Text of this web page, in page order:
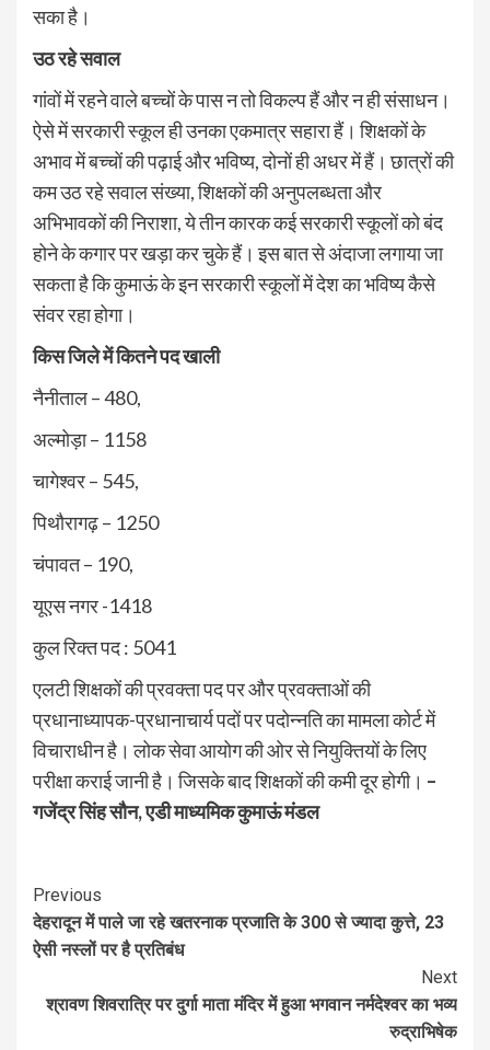
सका है।
उठ रहे सवाल
गांवों में रहने वाले बच्चों के पास न तो विकल्प हैं और न ही संसाधन।
ऐसे में सरकारी स्कूल ही उनका एकमात्र सहारा हैं। शिक्षकों के
अभाव में बच्चों की पढ़ाई और भविष्य, दोनों ही अधर में हैं। छात्रों की
कम उठ रहे सवाल संख्या, शिक्षकों की अनुपलब्धता और
अभिभावकों की निराशा, ये तीन कारक कई सरकारी स्कूलों को बंद
होने के कगार पर खड़ा कर चुके हैं। इस बात से अंदाजा लगाया जा
सकता है कि कुमाऊं के इन सरकारी स्कूलों में देश का भविष्य कैसे
संवर रहा होगा।
किस जिले में कितने पद खाली
नैनीताल – 480,
अल्मोड़ा – 1158
चागेश्वर – 545,
पिथौरागढ़ – 1250
चंपावत – 190,
यूएस नगर -1418
कुल रिक्त पद : 5041
एलटी शिक्षकों की प्रवक्ता पद पर और प्रवक्ताओं की
प्रधानाध्यापक-प्रधानाचार्य पदों पर पदोन्नति का मामला कोर्ट में
विचाराधीन है। लोक सेवा आयोग की ओर से नियुक्तियों के लिए
परीक्षा कराई जानी है। जिसके बाद शिक्षकों की कमी दूर होगी। –
गजेंद्र सिंह सौन,एडी माध्यमिक कुमाऊं मंडल
Continue
Reading
Previous
देहरादून में पाले जा रहे खतरनाक प्रजाति के 300 से ज्यादा कुत्ते, 23
ऐसी नस्लों पर है प्रतिबंध
Next
श्रावण शिवरात्रि पर दुर्गा माता मंदिर में हुआ भगवान नर्मदेश्वर का भव्य
रुद्राभिषेक